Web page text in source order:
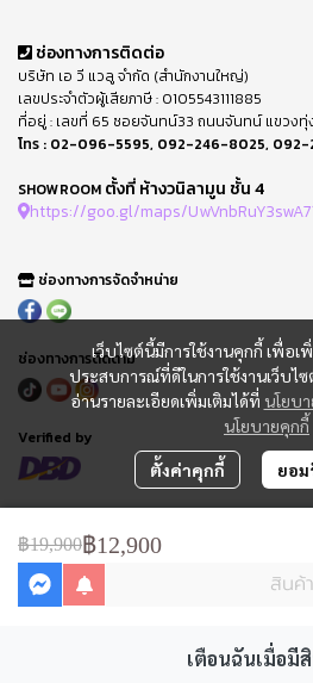
฿19,900฿12,900
สินค้
เตือนฉันเมื่อมี
เว็บไซต์นี้มีการใช้งานคุกกี้ เพื่อ
ประสบการณ์ที่ดีในการใช้งานเว็บไ
อ่านรายละเอียดเพิ่มเติมได้ที่ นโยบ
นโยบายคุกกี้
ตั้งค่าคุกกี้ ยอ
ช่องทางการติดต่อ
บริษัท เอ วี แวลู จำกัด (สำนักงานใหญ่)
เลขประจำตัวผู้เสียภาษี : 0105543111885
ที่อยู่ : เลขที่ 65 ซอยจันทน์33 ถนนจันทน์ แขวงทุ่
โทร : 02-096-5595, 092-246-8025, 092-
SHOWROOM ตั้งที่ ห้างวนิลามูน ชั้น 4
https://goo.gl/maps/
ช่องทางการจัดจำหน่าย
ช่องทางการติดตาม
Verified by
ข้อกำหนดการใช้
นโยบายความเป็นส่วนตัว
การจัดการ Cookie
แจ้งชำระเงิน